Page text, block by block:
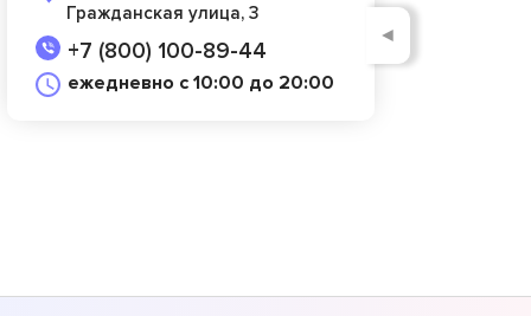
Гражданская улица, 3
+7 (800) 100-89-44
ежедневно с 10:00 до 20:00
◄